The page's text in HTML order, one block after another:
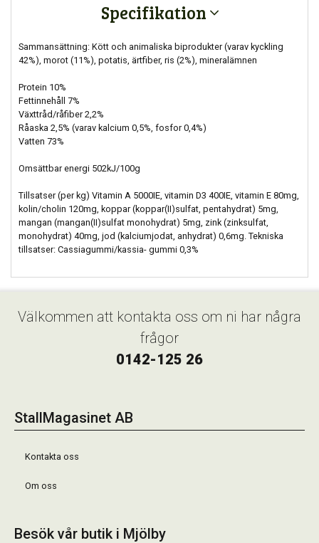
Specifikation
Sammansättning: Kött och animaliska biprodukter (varav kyckling
42%), morot (11%), potatis, ärtfiber, ris (2%), mineralämnen
Protein 10%
Fettinnehåll 7%
Växttråd/råfiber 2,2%
Råaska 2,5% (varav kalcium 0,5%, fosfor 0,4%)
Vatten 73%
Omsättbar energi 502kJ/100g
Tillsatser (per kg) Vitamin A 5000IE, vitamin D3 400IE, vitamin E 80mg,
kolin/cholin 120mg, koppar (koppar(II)sulfat, pentahydrat) 5mg,
mangan (mangan(II)sulfat monohydrat) 5mg, zink (zinksulfat,
monohydrat) 40mg, jod (kalciumjodat, anhydrat) 0,6mg. Tekniska
tillsatser: Cassiagummi/kassia- gummi 0,3%
Välkommen att kontakta oss om ni har några
frågor
0142-125 26
StallMagasinet AB
Kontakta oss
Om oss
Besök vår butik i Mjölby